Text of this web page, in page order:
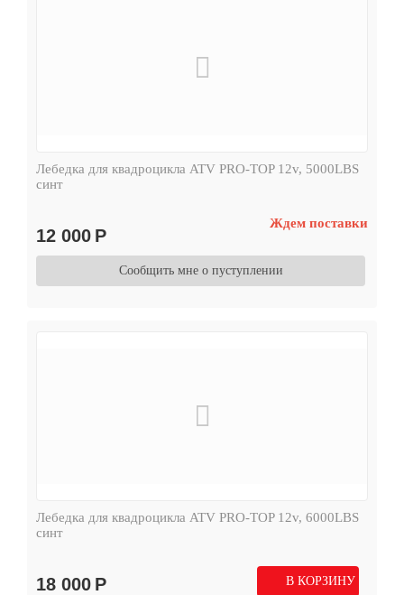
Лебедка для квадроцикла ATV PRO-TOP 12v, 5000LBS
синт
12 000 Р
Ждем поставки
Сообщить мне о пуступлении
Лебедка для квадроцикла ATV PRO-TOP 12v, 6000LBS
синт
18 000 Р В КОРЗИНУ